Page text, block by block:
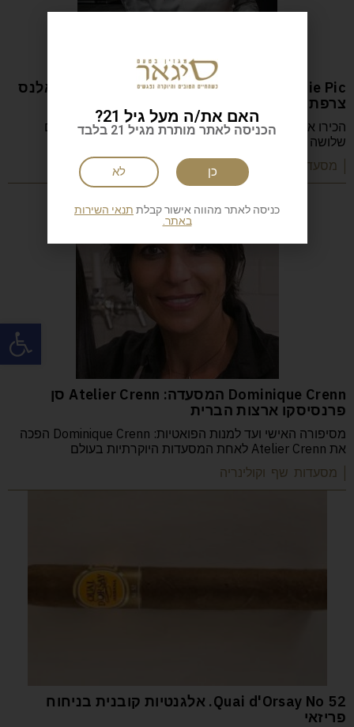
Anne-Sophie Pic המסעדה: Restaurant Pic ואלנס
צרפת
הכירו את Anne-Sophie Pic, השפית הצרפתייה היחידה עם
שלושה כוכבי מישלן, שמובילה את Restaurant Pic
| מסעדות שף וקולינריה
Dominique Crenn המסעדה: Atelier Crenn סן
פרנסיסקו ארצות הברית
מסיפורה האישי ועד למנות הפואטיות: Dominique Crenn הפכה
את Atelier Crenn לאחת המסעדות היוקרתיות בעולם
| מסעדות שף וקולינריה
52 Quai d'Orsay No. אלגנטיות קובנית בניחוח
פריזאי
האם את/ה מעל גיל 21?
הכניסה לאתר מותרת מגיל 21 בלבד
לא כן
כניסה לאתר מהווה אישור קבלת תנאי השירות
באתר.